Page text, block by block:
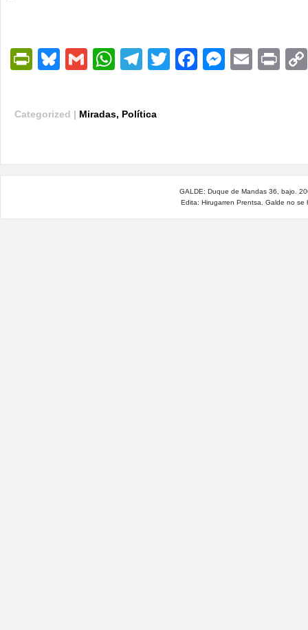
PrintFriendly
Bluesky
GmailWhatsApp
Telegram
TwitterFacebook
Email
Categorized | Miradas, Política
GALDE: Duque de Mandas 36, bajo.
Edita: Hirugarren Prentsa. Galde no